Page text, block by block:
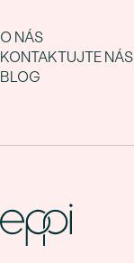
O NÁS
KONTAKTUJTE NÁS
BLOG